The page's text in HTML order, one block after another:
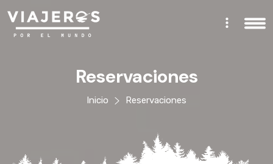
Reservaciones
Inicio Reservaciones